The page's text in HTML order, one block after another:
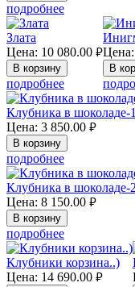
подробнее
Злата
Цена: 10 080.00 руб.
подробнее
Цена:
Клубника в шоколаде-
Цена: 3 850.00 руб.
подробнее
Клубника в шоколаде-
Цена: 8 150.00 руб.
подробнее
Клубники корзина..)
Цена: 14 690.00 руб.